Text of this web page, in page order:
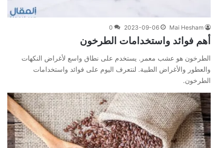
Mai Hesham
2023-09-06
0
أهم فوائد واستخدامات الطرخون
الطرخون هو عشب معمر. يستخدم على نطاق واسع لأغراض النكهات
والعطور والأغراض الطبية. لنتعرف اليوم على فوائد واستخدامات
الطرخون.